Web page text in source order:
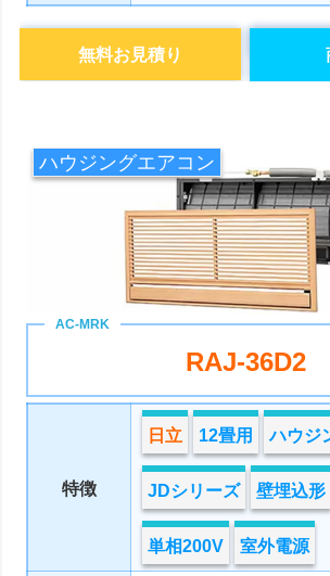
無料お見積り
ハウジングエアコン
RAJ-36D2
特徴
日立 12畳用 ハウジ
JDシリーズ 壁埋込形
単相200V 室外電源